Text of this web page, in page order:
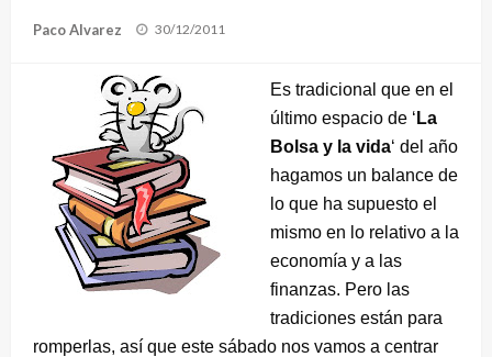
Paco Alvarez
Publicado
30/12/2011
Es tradicional que en el
último espacio de ‘ La
Bolsa y la vida‘ del año
hagamos un balance de
lo que ha supuesto el
mismo en lo relativo a la
economía y a las
finanzas. Pero las
tradiciones están para
romperlas, así que este sábado nos vamos a centrar